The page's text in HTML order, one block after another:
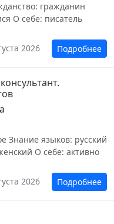
гражданин
О себе: писатель
2026
Подробнее
Знание языков: русский
О себе: активно
2026
Подробнее